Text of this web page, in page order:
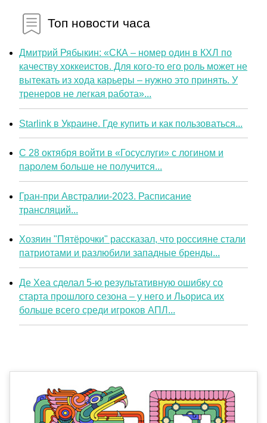
Топ новости часа
Дмитрий Рябыкин: «СКА – номер один в КХЛ по
качеству хоккеистов. Для кого-то его роль может не
вытекать из хода карьеры – нужно это принять. У
тренеров не легкая работа»...
Starlink в Украине. Где купить и как пользоваться...
С 28 октября войти в «Госуслуги» с логином и
паролем больше не получится...
Гран-при Австралии-2023. Расписание
трансляций...
Хозяин "Пятёрочки" рассказал, что россияне стали
патриотами и разлюбили западные бренды...
Де Хеа сделал 5-ю результативную ошибку со
старта прошлого сезона – у него и Льориса их
больше всего среди игроков АПЛ...